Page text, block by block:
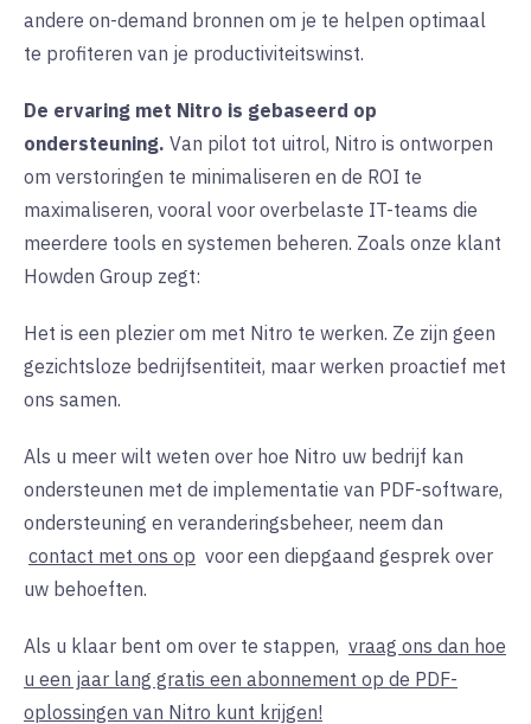
andere on-demand bronnen om je te helpen optimaal
te profiteren van je productiviteitswinst.
De ervaring met Nitro is gebaseerd op
ondersteuning. Van pilot tot uitrol, Nitro is ontworpen
om verstoringen te minimaliseren en de ROI te
maximaliseren, vooral voor overbelaste IT-teams die
meerdere tools en systemen beheren. Zoals onze klant
Howden Group zegt:
Het is een plezier om met Nitro te werken. Ze zijn geen
gezichtsloze bedrijfsentiteit, maar werken proactief met
ons samen.
Als u meer wilt weten over hoe Nitro uw bedrijf kan
ondersteunen met de implementatie van PDF-software,
ondersteuning en veranderingsbeheer, neem dan
contact met ons op voor een diepgaand gesprek over
uw behoeften.
Als u klaar bent om over te stappen, vraag ons dan hoe
u een jaar lang gratis een abonnement op de PDF-
oplossingen van Nitro kunt krijgen!